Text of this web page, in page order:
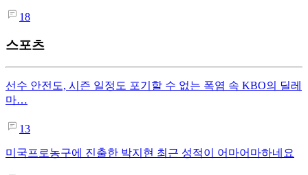
18
스포츠
선수 안전도, 시즌 일정도 포기할 수 없는 폭염 속 KBO의 딜레
마…
13
미국프로농구에 진출한 박지현 최근 성적이 어마어마하네요